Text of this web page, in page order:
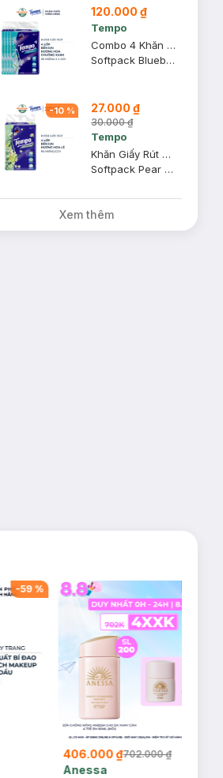
120.000 ₫
Tempo
Combo 4 Khăn Giấy Rút Tempo Hương Hoa Chuông Xanh 4 Lớp 90 Miếng/Gói
Softpack Bluebell
-10 % 27.000 ₫
30.000 ₫
Tempo
Khăn Giấy Rút Tempo Hương Hoa Lê 4 Lớp 90 Miếng/Gói
Softpack Pear Blossom
Xem thêm
-59%
406.000 ₫702.000 ₫
Anessa